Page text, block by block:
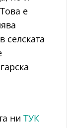
е
селската
ни ТУК